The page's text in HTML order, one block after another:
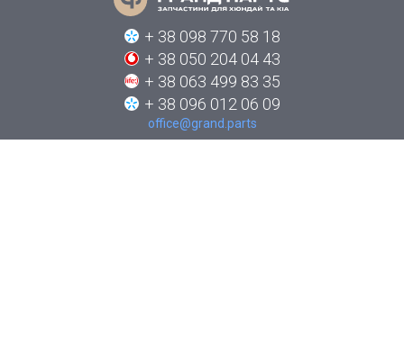
+ 38 098 770 58 18
+ 38 050 204 04 43
+ 38 063 499 83 35
+ 38 096 012 06 09
office@grand.parts